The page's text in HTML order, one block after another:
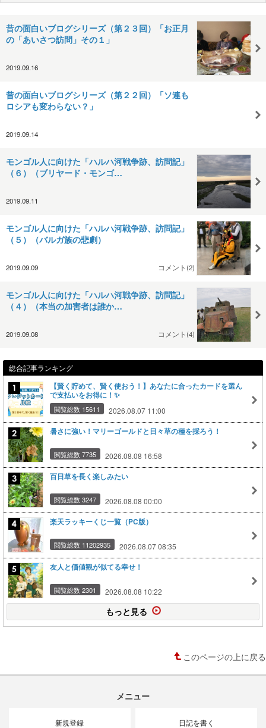
昔の面白いブログシリーズ（第２３回）「お正月
の「あいさつ訪問」その１」
2019.09.16
昔の面白いブログシリーズ（第２２回）「ソ連も
ロシアも変わらない？」
2019.09.14
モンゴル人に向けた「ハルハ河戦争跡、訪問記」
（６）（ブリヤード・モンゴ…
2019.09.11
モンゴル人に向けた「ハルハ河戦争跡、訪問記」
（５）（バルガ族の悲劇）
2019.09.09 コメント(2)
モンゴル人に向けた「ハルハ河戦争跡、訪問記」
（４）（本当の加害者は誰か…
2019.09.08 コメント(4)
総合記事ランキング
【賢く貯めて、賢く使おう！】あなたに合ったカードを選ん
で支払いをお得に！✨
閲覧総数 15611 2026.08.07 11:00
暑さに強い！マリーゴールドと日々草の種を採ろう！
閲覧総数 7735 2026.08.08 16:58
百日草を長く楽しみたい
閲覧総数 3247 2026.08.08 00:00
楽天ラッキーくじ一覧（PC版）
閲覧総数 11202935 2026.08.07 08:35
友人と価値観が似てる幸せ！
閲覧総数 2301 2026.08.08 10:22
もっと見る
このページの上に戻る
メニュー
新規登録 日記を書く